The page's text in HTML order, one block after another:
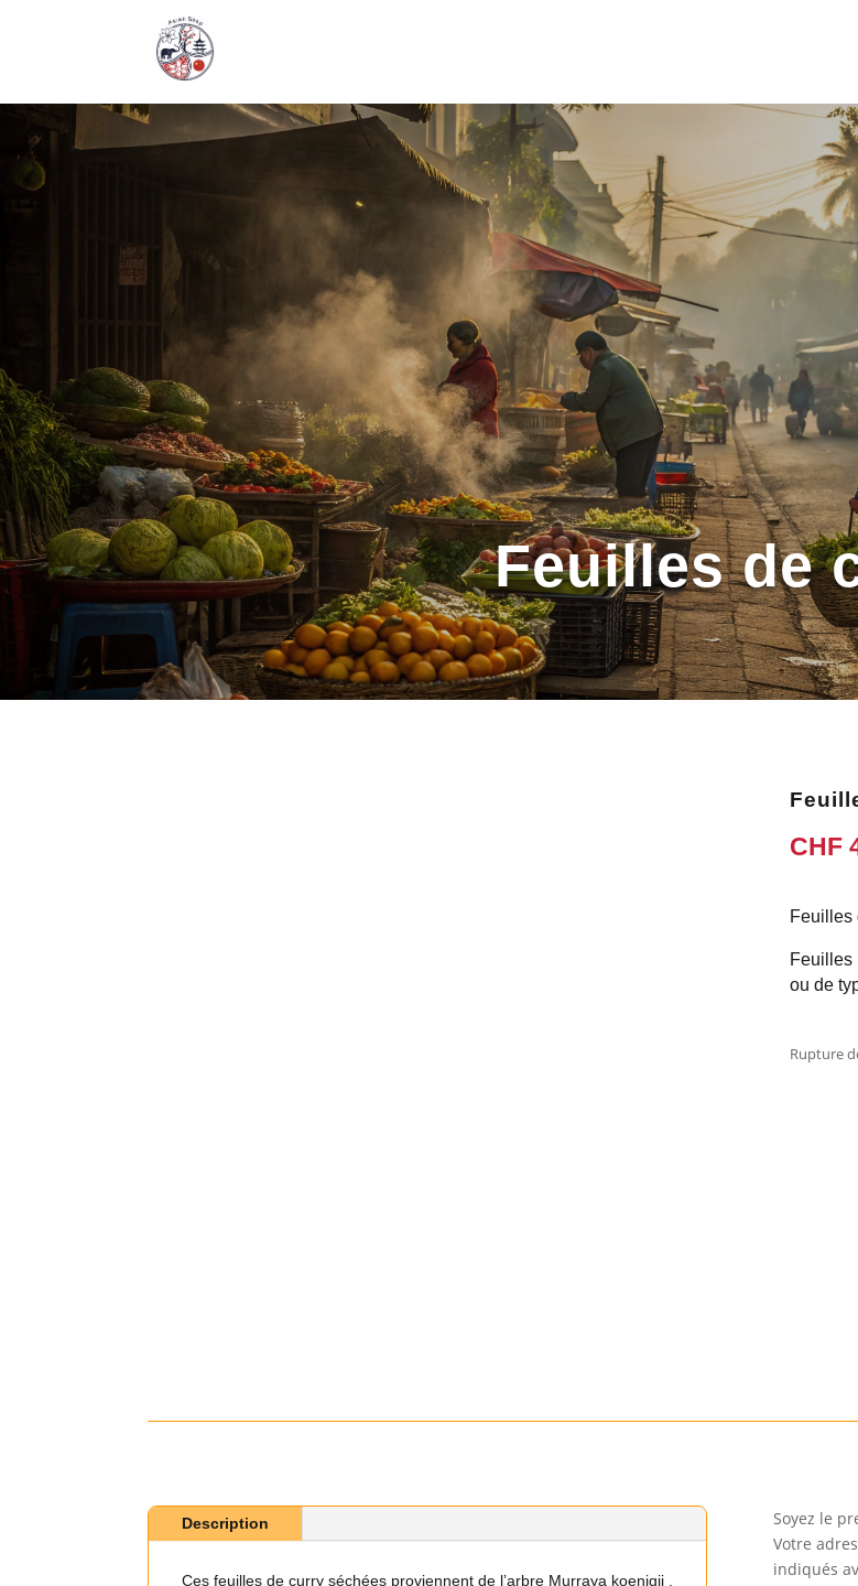
Feuilles de
CHF
Feuilles
ou de
Rupture
Description
Ces feuilles de curry séchées proviennent de l’arbre Murraya koenigii ,
Soyez le
Votre
indiqués